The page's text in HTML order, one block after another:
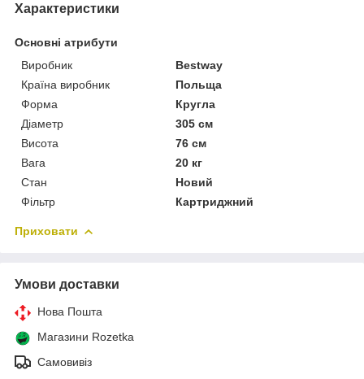
Характеристики
Основні атрибути
Виробник
Bestway
Країна виробник
Польща
Форма
Кругла
Діаметр
305 см
Висота
76 см
Вага
20 кг
Стан
Новий
Фільтр
Картриджний
Приховати
Умови доставки
Нова Пошта
Магазини Rozetka
Самовивіз